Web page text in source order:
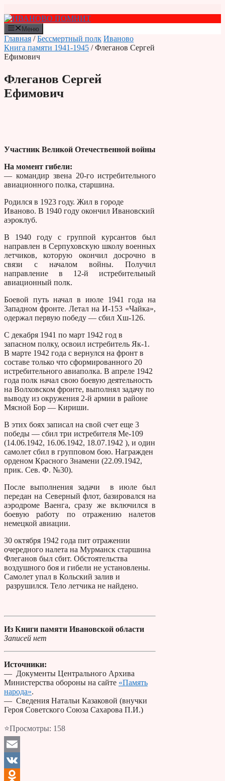
к
содержимому
Меню
Главная /Бессмертный полк Иваново
Книга памяти 1941-1945 / Флеганов Сергей
Ефимович
Флеганов Сергей
Ефимович
Участник Великой Отечественной войны
На момент гибели:
— командир звена 20-го истребительного
авиационного полка, старшина.
Родился в 1923 году. Жил в городе
Иваново. В 1940 году окончил Ивановский
аэроклуб.
В 1940 году с группой курсантов был
направлен в Серпуховскую школу военных
летчиков, которую окончил досрочно в
связи с началом войны. Получил
направление в 12-й истребительный
авиационный полк.
Боевой путь начал в июле 1941 года на
Западном фронте. Летал на И-153 «Чайка»,
одержал первую победу — сбил Хш-126.
С декабря 1941 по март 1942 год в
запасном полку, освоил истребитель Як-1.
В марте 1942 года с вернулся на фронт в
составе только что сформированного 20
истребительного авиаполка. В апреле 1942
года полк начал свою боевую деятельность
на Волховском фронте, выполнял задачу по
выводу из окружения 2-й армии в районе
Мясной Бор — Кириши.
В этих боях записал на свой счет еще 3
победы — сбил три истребителя Ме-109
(14.06.1942, 16.06.1942, 18.07.1942 ), и один
самолет сбил в групповом бою. Награжден
орденом Красного Знамени (22.09.1942,
прик. Сев. Ф. №30).
После выполнения задачи в июле был
передан на Северный флот, базировался на
аэродроме Ваенга, сразу же включился в
боевую работу по отражению налетов
немецкой авиации.
30 октября 1942 года пит отражении
очередного налета на Мурманск старшина
Флеганов был сбит. Обстоятельства
воздушного боя и гибели не установлены.
Самолет упал в Кольский залив и
разрушился. Тело летчика не найдено.
Из Книги памяти Ивановской области
Записей нет
Источники:
— Документы Центрального Архива
Министерства обороны на сайте «Память
народа».
— Сведения Натальи Казаковой (внучки
Героя Советского Союза Сахарова П.И.)
⭐Просмотры: 158
Email
VK